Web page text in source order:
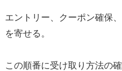
エントリー、クーポン確保
を寄せる。
この順番に受け取り方法の